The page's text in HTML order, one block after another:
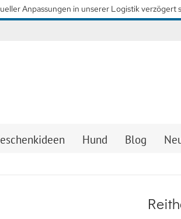
wie möglich wieder unsere gewohnten
Hund Blog